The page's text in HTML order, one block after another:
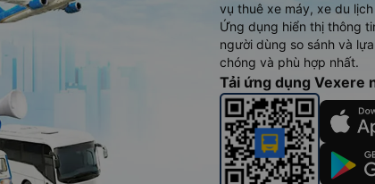
vụ thuê xe máy, xe du
Ứng dụng hiển thị thông
người dùng so sánh và
chóng và phù hợp nhất.
Tải ứng dụng Vexere